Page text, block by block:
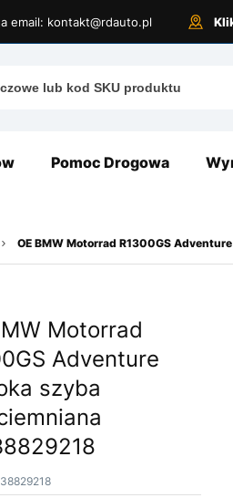
email: kontakt@rdauto.pl
Pomoc Drogowa
OE BMW Motorrad R1300GS
Motorrad
Adventure
szyba